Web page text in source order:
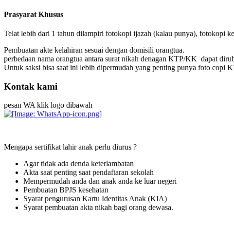
Prasyarat Khusus
Telat lebih dari 1 tahun dilampiri fotokopi ijazah (kalau punya), fotokopi
Pembuatan akte kelahiran sesuai dengan domisili orangtua.
perbedaan nama orangtua antara surat nikah denagan KTP/KK dapat
Untuk saksi bisa saat ini lebih dipermudah yang penting punya foto copi
Kontak kami
pesan WA klik logo dibawah
Mengapa sertifikat lahir anak perlu diurus ?
Agar tidak ada denda keterlambatan
Akta saat penting saat pendaftaran sekolah
Mempermudah anda dan anak anda ke luar negeri
Pembuatan BPJS kesehatan
Syarat pengurusan Kartu Identitas Anak (KIA)
Syarat pembuatan akta nikah bagi orang dewasa.